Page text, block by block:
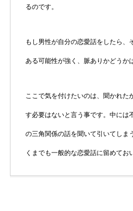
るのです。
もし男性が自分の恋愛話をしたら、
ある可能性が強く、脈ありかどうか
ここで気を付けたいのは、聞かれた
す必要はないと言う事です。中には
の三角関係の話を聞いて引いてしま
くまでも一般的な恋愛話に留めてお